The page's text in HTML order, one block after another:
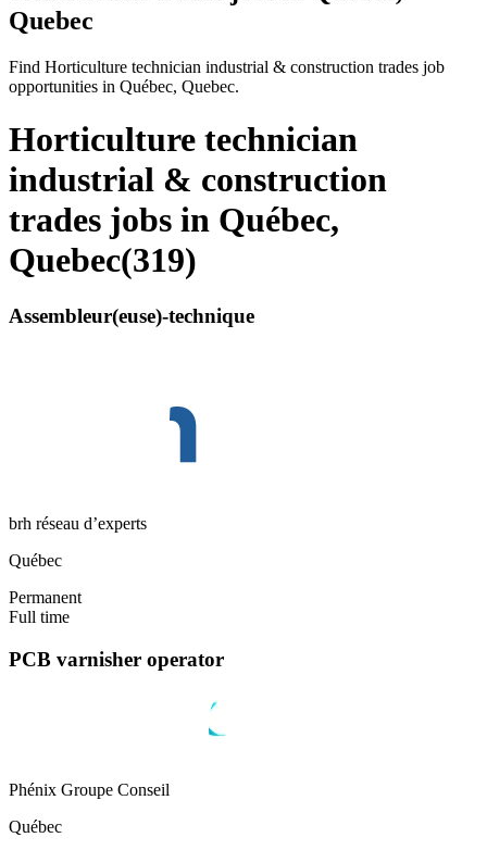
Quebec
Find Horticulture technician industrial & construction trades job
opportunities in Québec, Quebec.
Horticulture technician
industrial & construction
trades jobs in Québec,
Quebec(319)
Assembleur(euse)-technique
brh réseau d’experts
Québec
Permanent
Full time
PCB varnisher operator
Phénix Groupe Conseil
Québec